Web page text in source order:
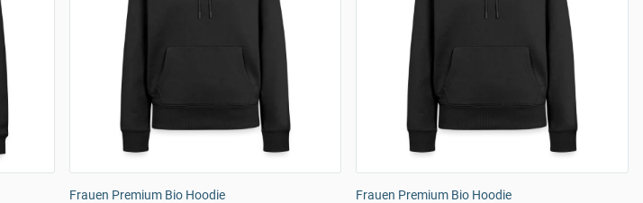
Frauen Premium Bio Hoodie
Frauen Premium Bio Hoodie